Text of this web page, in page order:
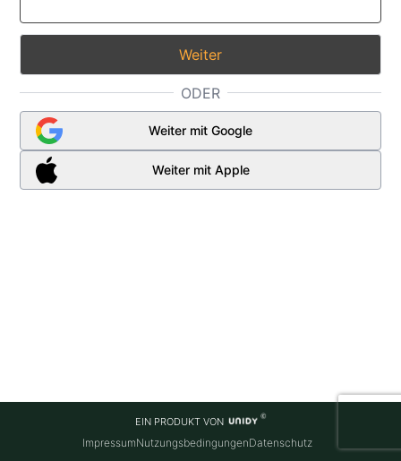
ODER
Weiter mit Google
Weiter mit Apple
EIN PRODUKT VON
ImpressumNutzungsbedingungenDatenschutz